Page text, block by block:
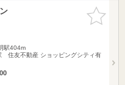
お気に入
りに追加
駅404m
住友不動産 ショッピングシティ有